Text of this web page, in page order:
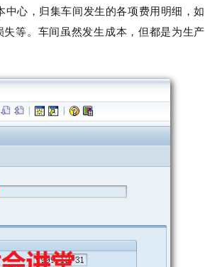
心，归集车间发生的各项费用明细，如
等。车间虽然发生成本，但都是为生产